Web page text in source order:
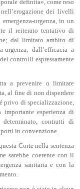
definita», come reso
dei livelli
urgenza, in un
il reiterato tentativo di
dal limitato ambito di
urgenza; dall’efficacia a
controlli espressamente
a prevenire o limitare
al fine di non disperdere
privo di specializzazione,
esperienza di
contratti di
in convenzione.
Corte nella sentenza
sarebbe coerente con il
sanitaria e con la